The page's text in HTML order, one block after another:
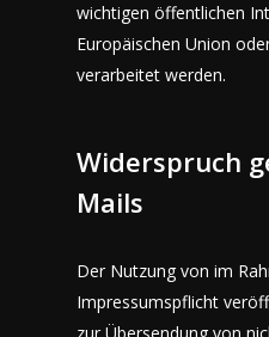
wichtigen öffentlichen
Europäischen Union
verarbeitet werden.
Widerspruch
Mails
Der Nutzung von im
Impressumspflicht